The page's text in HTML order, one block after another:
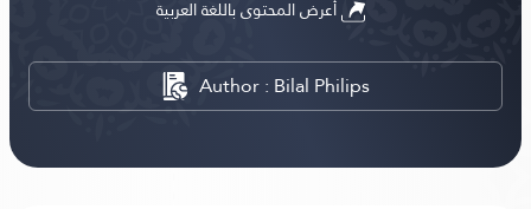
Author : Bilal Philips